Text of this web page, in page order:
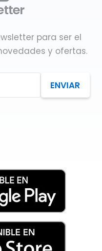
para ser el
y ofertas.
ENVIAR